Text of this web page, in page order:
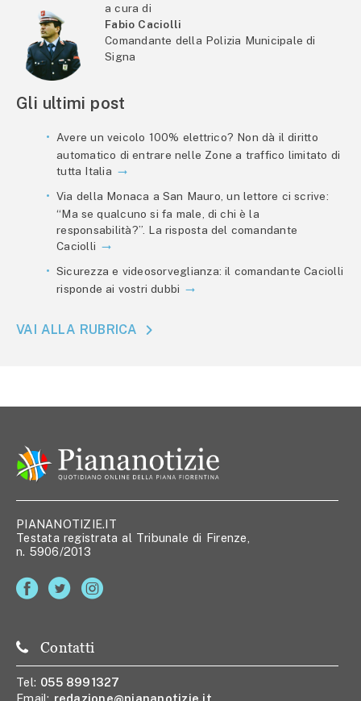
a cura di
Fabio Caciolli
Comandante della Polizia Municipale di
Signa
Gli ultimi post
Avere un veicolo 100% elettrico? Non dà il diritto
automatico di entrare nelle Zone a traffico limitato di
tutta Italia
Via della Monaca a San Mauro, un lettore ci scrive:
“Ma se qualcuno si fa male, di chi è la
responsabilità?”. La risposta del comandante
Caciolli
Sicurezza e videosorveglianza: il comandante Caciolli
risponde ai vostri dubbi
VAI ALLA RUBRICA
PIANANOTIZIE.IT
Testata registrata al Tribunale di Firenze,
n. 5906/2013
Contatti
Tel: 055 8991327